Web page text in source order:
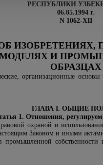
РЕСПУБЛИКИ
06.05.1994 г.
N 1062-XII
ИЗОБРЕТЕНИЯХ,
И
ОБРАЗЦАХ
организационные
ГЛАВА I. ОБЩИЕ
1. Отношения,
охраной и
Законом и иными актами
собственности